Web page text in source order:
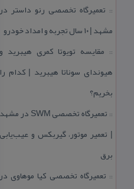
:: تعمیرگاه تخصصی رنو داستر در
مشهد | ۱۰ سال تجربه و امداد خودرو
:: مقایسه تویوتا كمری هیبرید و
هیوندای سوناتا هیبرید | كدام را
بخریم؟
::
تعمیرگاه تخصصی SWM در مشهد
| تعمیر موتور، گیربكس و عیب‌یابی
برق
:: تعمیرگاه تخصصی كیا موهاوی در